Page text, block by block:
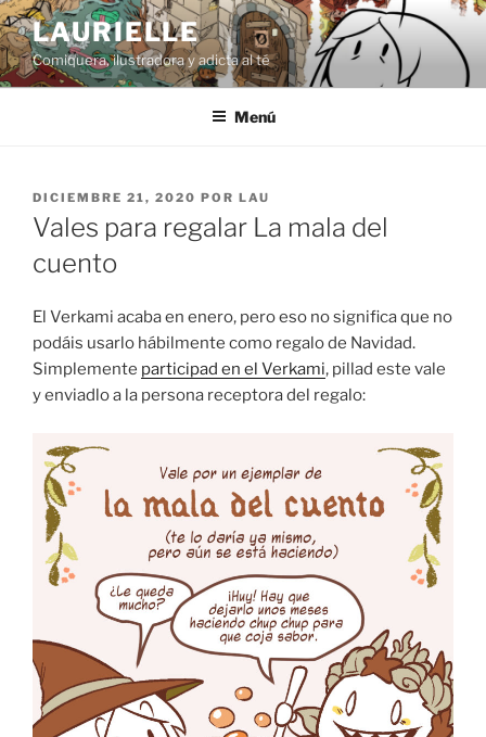
Saltar
al
contenido
LAURIELLE
Comiquera, ilustradora y adicta al té
Menú
PUBLICADO
EL
DICIEMBRE 21, 2020 POR LAU
Vales para regalar La mala del
cuento
El Verkami acaba en enero, pero eso no significa que no
podáis usarlo hábilmente como regalo de Navidad.
Simplemente participad en el Verkami, pillad este vale
y enviadlo a la persona receptora del regalo: